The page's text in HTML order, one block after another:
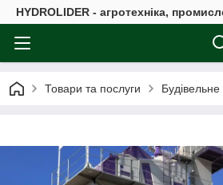
HYDROLIDER - агротехніка,
Товари та послуги